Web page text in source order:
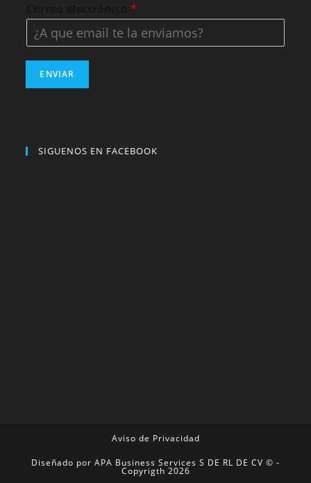
Correo electrónico*
ENVIAR
SIGUENOS EN FACEBOOK
Aviso de Privacidad
Diseñado por APA Business Services S DE RL DE CV © -
Copyrigth 2026